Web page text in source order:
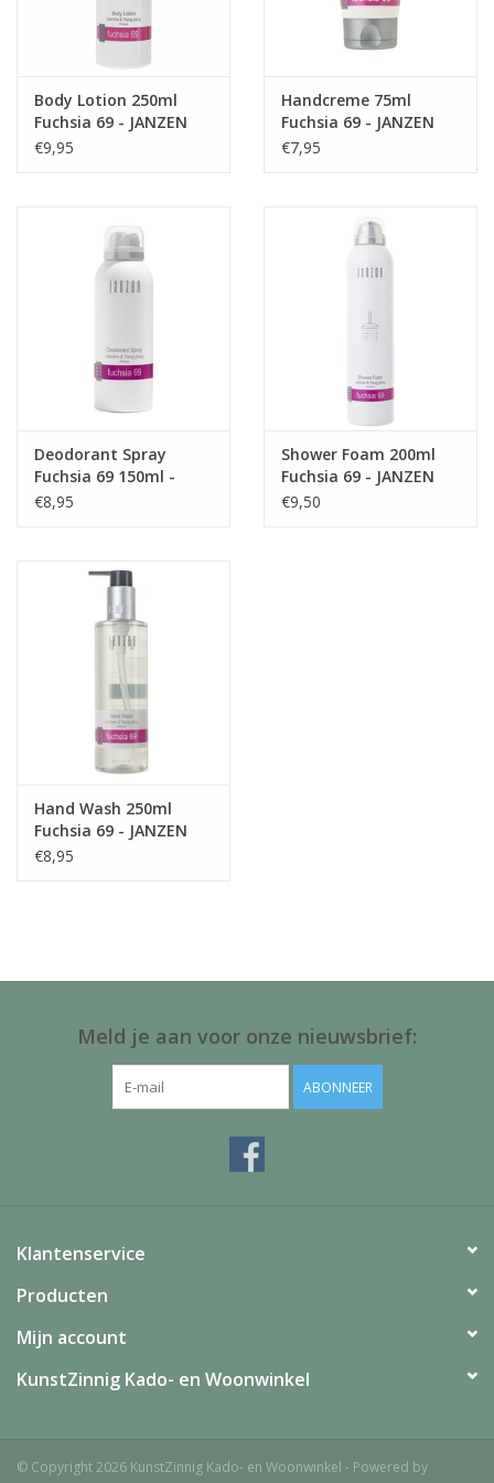
Ook geschikt als badschuim.
Inhoud: 250 ml
Body Lotion 250ml
Fuchsia 69 - JANZEN
€9,95
Handcreme 75ml
Fuchsia 69 - JANZEN
€7,95
Deodorant Spray
Fuchsia 69 150ml -
JANZEN
€8,95
Shower Foam 200ml
Fuchsia 69 - JANZEN
€9,50
Hand Wash 250ml
Fuchsia 69 - JANZEN
€8,95
Meld je aan voor onze nieuwsbrief:
ABONNEER
Klantenservice
Producten
Mijn account
KunstZinnig Kado- en Woonwinkel
© Copyright 2026 KunstZinnig Kado- en Woonwinkel - Powered by